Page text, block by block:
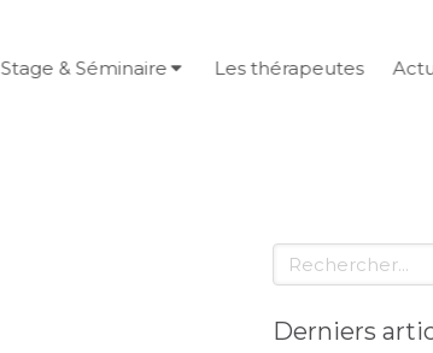
Stage & Séminaire Les thérapeutes
Rechercher
Derniers